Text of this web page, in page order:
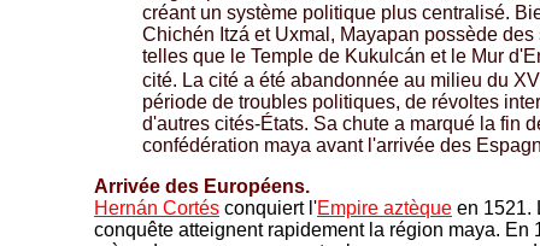
créant un système politique plus centralisé.
Chichén Itzá et Uxmal, Mayapan possède
telles que le Temple de Kukulcán et le Mur
cité. La cité a été abandonnée au milieu du XV
période de troubles politiques, de révoltes
d'autres cités-États. Sa chute a marqué la fin
confédération maya avant l'arrivée des
Arrivée des Européens.
Hernán Cortés conquiert l'Empire aztèque en 1521.
conquête atteignent rapidement la région maya. En